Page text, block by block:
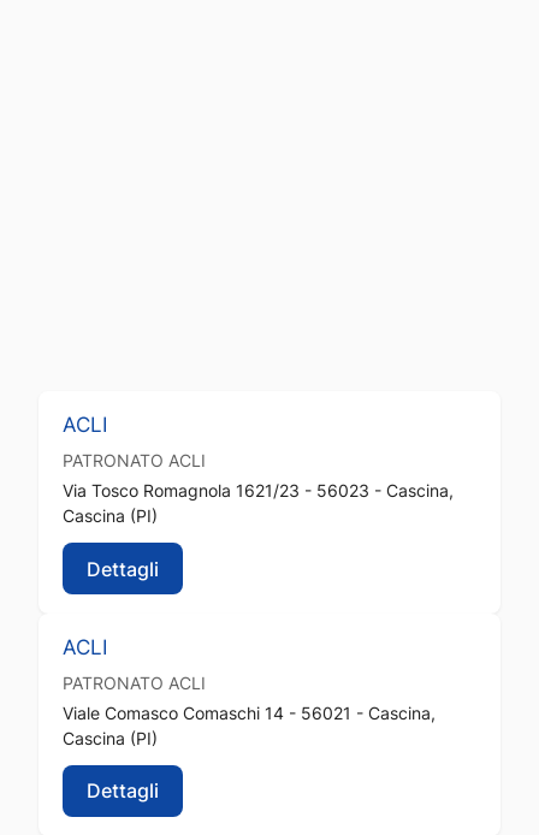
ACLI
PATRONATO ACLI
Via Tosco Romagnola 1621/23 - 56023 - Cascina,
Cascina (PI)
Dettagli
ACLI
PATRONATO ACLI
Viale Comasco Comaschi 14 - 56021 - Cascina,
Cascina (PI)
Dettagli